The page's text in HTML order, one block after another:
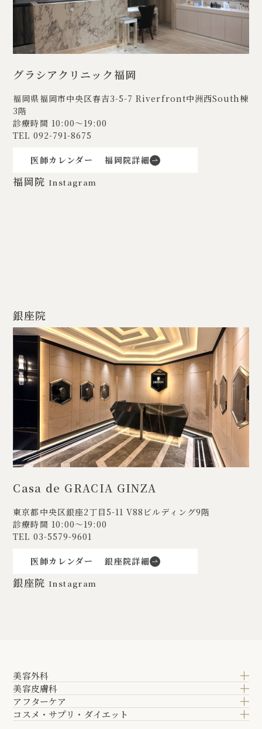
グラシアクリニック福岡
福岡県福岡市中央区春吉3-5-7Riverfront中洲西South棟
3階
診療時間 10:00〜19:00
TEL 092-791-8675
医師カレンダー 福岡院詳細
福岡院 Instagram
銀座院
Casa de GRACIA GINZA
東京都中央区銀座2丁目5-11V88ビルディング9階
診療時間 10:00〜19:00
TEL 03-5579-9601
医師カレンダー 銀座院詳細
銀座院 Instagram
美容外科
美容皮膚科
アフターケア
コスメ・サプリ・ダイエット